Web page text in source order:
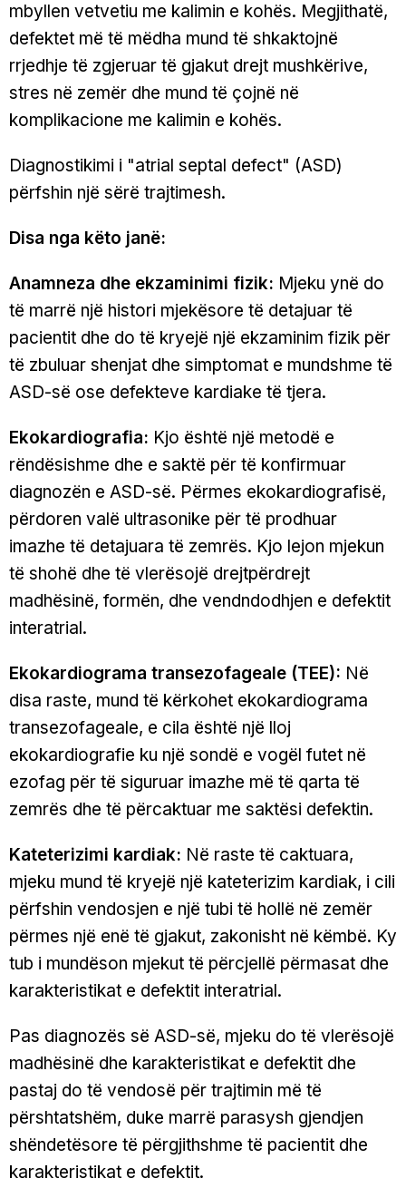
mbyllen vetvetiu me kalimin e kohës. Megjithatë,
defektet më të mëdha mund të shkaktojnë
rrjedhje të zgjeruar të gjakut drejt mushkërive,
stres në zemër dhe mund të çojnë në
komplikacione me kalimin e kohës.
Diagnostikimi i "atrial septal defect" (ASD)
përfshin një sërë trajtimesh.
Disa nga këto janë:
Anamneza dhe ekzaminimi fizik: Mjeku ynë do
të marrë një histori mjekësore të detajuar të
pacientit dhe do të kryejë një ekzaminim fizik për
të zbuluar shenjat dhe simptomat e mundshme të
ASD-së ose defekteve kardiake të tjera.
Ekokardiografia: Kjo është një metodë e
rëndësishme dhe e saktë për të konfirmuar
diagnozën e ASD-së. Përmes ekokardiografisë,
përdoren valë ultrasonike për të prodhuar
imazhe të detajuara të zemrës. Kjo lejon mjekun
të shohë dhe të vlerësojë drejtpërdrejt
madhësinë, formën, dhe vendndodhjen e defektit
interatrial.
Ekokardiograma transezofageale (TEE): Në
disa raste, mund të kërkohet ekokardiograma
transezofageale, e cila është një lloj
ekokardiografie ku një sondë e vogël futet në
ezofag për të siguruar imazhe më të qarta të
zemrës dhe të përcaktuar me saktësi defektin.
Kateterizimi kardiak: Në raste të caktuara,
mjeku mund të kryejë një kateterizim kardiak, i cili
përfshin vendosjen e një tubi të hollë në zemër
përmes një enë të gjakut, zakonisht në këmbë. Ky
tub i mundëson mjekut të përcjellë përmasat dhe
karakteristikat e defektit interatrial.
Pas diagnozës së ASD-së, mjeku do të vlerësojë
madhësinë dhe karakteristikat e defektit dhe
pastaj do të vendosë për trajtimin më të
përshtatshëm, duke marrë parasysh gjendjen
shëndetësore të përgjithshme të pacientit dhe
karakteristikat e defektit.